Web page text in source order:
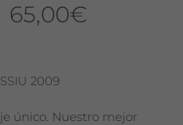
65,00€
2009
único. Nuestro mejor